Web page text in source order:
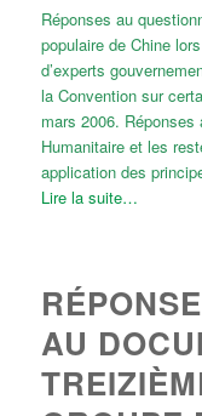
Réponses au
populaire de Chine
d’experts
la Convention sur
mars 2006.
Humanitaire et les
application des
Lire la suite…
AU